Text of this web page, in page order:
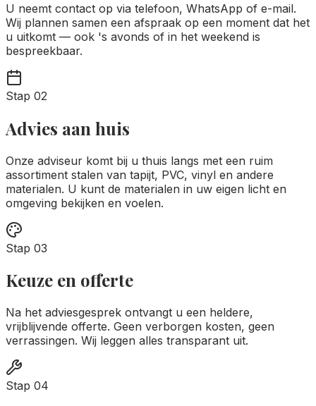
U neemt contact op via telefoon, WhatsApp of e-mail.
Wij plannen samen een afspraak op een moment dat het
u uitkomt — ook 's avonds of in het weekend is
bespreekbaar.
Stap 02
Advies aan huis
Onze adviseur komt bij u thuis langs met een ruim
assortiment stalen van tapijt, PVC, vinyl en andere
materialen. U kunt de materialen in uw eigen licht en
omgeving bekijken en voelen.
Stap 03
Keuze en offerte
Na het adviesgesprek ontvangt u een heldere,
vrijblijvende offerte. Geen verborgen kosten, geen
verrassingen. Wij leggen alles transparant uit.
Stap 04